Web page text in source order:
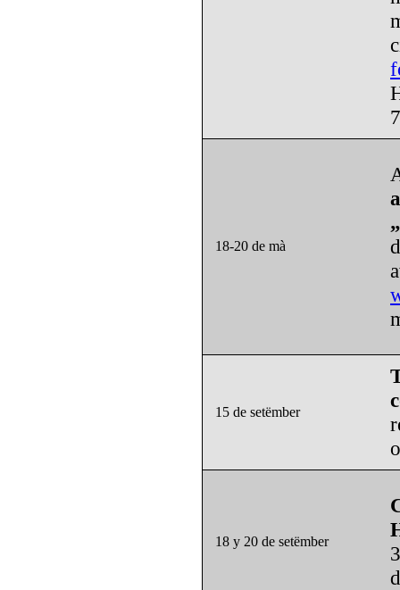
18-20 de mà
15 de setëmber
18 y 20 de setëmber